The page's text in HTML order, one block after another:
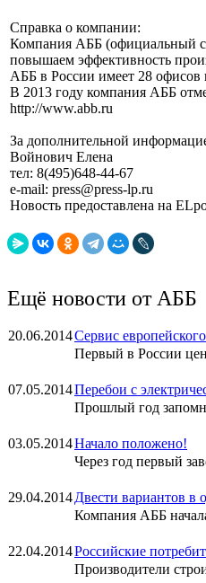
Справка о компании:
Компания АББ (официальный
повышаем эффективность
АББ в России имеет 28 офисов
В 2013 году компания АББ
http://www.abb.ru
За дополнительной
Войнович Елена
тел: 8(495)648-44-67
e-mail: press@press-lp.ru
Новость предоставлена на
Ещё новости от АББ
20.06.2014Сервис
Первый в России
07.05.2014Перебои с
Прошлый год
03.05.2014Начало положено!
Через год первый
29.04.2014Двести вариантов в
Компания АББ
22.04.2014Российские
Производители